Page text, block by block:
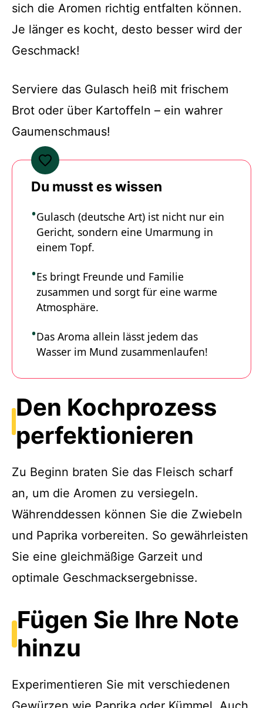
sich die Aromen richtig entfalten können.
Je länger es kocht, desto besser wird der
Geschmack!
Serviere das Gulasch heiß mit frischem
Brot oder über Kartoffeln – ein wahrer
Gaumenschmaus!
Du musst es wissen
Gulasch (deutsche Art) ist nicht nur ein
Gericht, sondern eine Umarmung in
einem Topf.
Es bringt Freunde und Familie
zusammen und sorgt für eine warme
Atmosphäre.
Das Aroma allein lässt jedem das
Wasser im Mund zusammenlaufen!
Den Kochprozess
perfektionieren
Zu Beginn braten Sie das Fleisch scharf
an, um die Aromen zu versiegeln.
Währenddessen können Sie die Zwiebeln
und Paprika vorbereiten. So gewährleisten
Sie eine gleichmäßige Garzeit und
optimale Geschmacksergebnisse.
Fügen Sie Ihre Note
hinzu
Experimentieren Sie mit verschiedenen